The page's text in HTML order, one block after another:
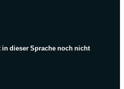
in dieser Sprache noch nicht